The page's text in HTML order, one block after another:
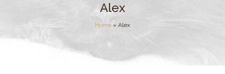
Alex
Home » Alex